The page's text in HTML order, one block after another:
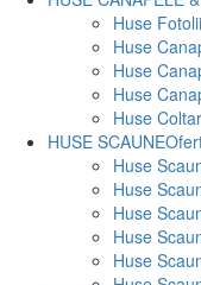
Huse Fotolii
Huse
Huse
Huse
Huse Coltar
HUSE SCAUNE
Huse
Huse
Huse
Huse
Huse